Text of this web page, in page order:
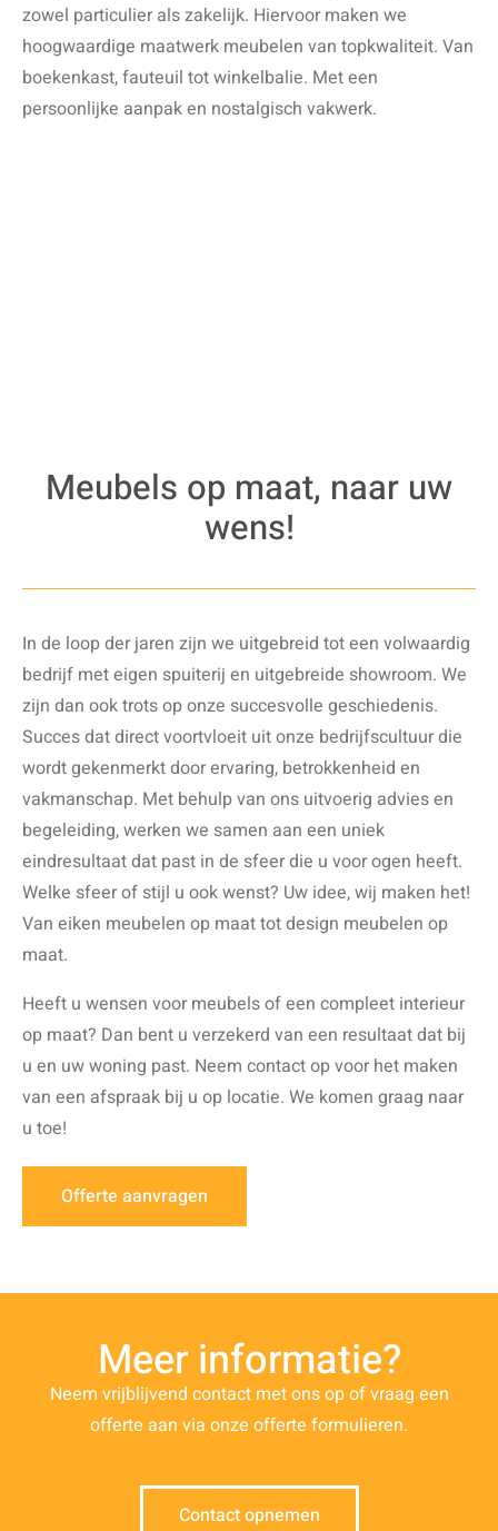
zowel particulier als zakelijk. Hiervoor maken we
hoogwaardige maatwerk meubelen van topkwaliteit. Van
boekenkast, fauteuil tot winkelbalie. Met een
persoonlijke aanpak en nostalgisch vakwerk.
Meubels op maat, naar uw
wens!
In de loop der jaren zijn we uitgebreid tot een volwaardig
bedrijf met eigen spuiterij en uitgebreide showroom. We
zijn dan ook trots op onze succesvolle geschiedenis.
Succes dat direct voortvloeit uit onze bedrijfscultuur die
wordt gekenmerkt door ervaring, betrokkenheid en
vakmanschap. Met behulp van ons uitvoerig advies en
begeleiding, werken we samen aan een uniek
eindresultaat dat past in de sfeer die u voor ogen heeft.
Welke sfeer of stijl u ook wenst? Uw idee, wij maken het!
Van eiken meubelen op maat tot design meubelen op
maat.
Heeft u wensen voor meubels of een compleet interieur
op maat? Dan bent u verzekerd van een resultaat dat bij
u en uw woning past. Neem contact op voor het maken
van een afspraak bij u op locatie. We komen graag naar
u toe!
Offerte aanvragen
Meer informatie?
Neem vrijblijvend contact met ons op of vraag een
offerte aan via onze offerte formulieren.
Contact opnemen